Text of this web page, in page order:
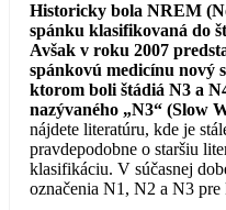
Historicky bola NREM
spánku klasifikovaná do
Avšak v roku 2007
spánkovú medicínu nový
ktorom boli štádiá N3 a
nazývaného „N3“ (Slow
nájdete literatúru, kde je
pravdepodobne o staršiu
klasifikáciu. V súčasnej
označenia N1, N2 a N3